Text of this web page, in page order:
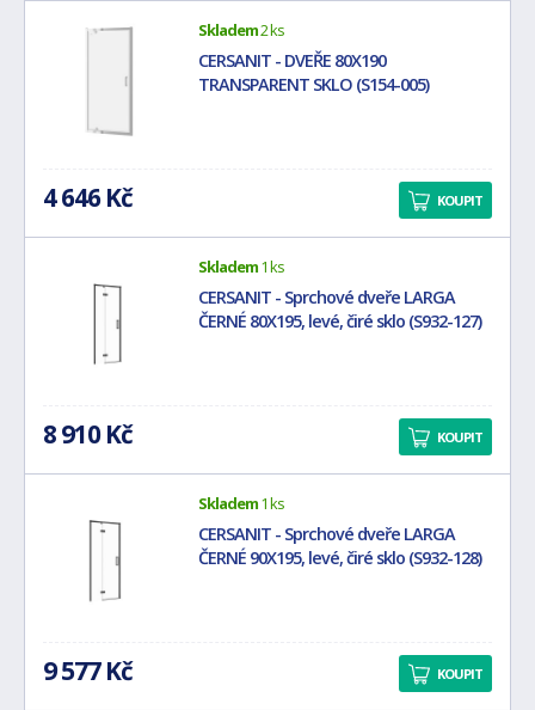
Skladem2 ks
CERSANIT - DVEŘE 80X190
TRANSPARENT SKLO (S154-005)
4 646 Kč KOUPIT
Skladem1 ks
CERSANIT - Sprchové dveře LARGA
ČERNÉ 80X195, levé, čiré sklo (S932-127)
8 910 Kč KOUPIT
Skladem1 ks
CERSANIT - Sprchové dveře LARGA
ČERNÉ 90X195, levé, čiré sklo (S932-128)
9 577 Kč KOUPIT